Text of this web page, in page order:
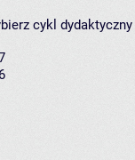
cykl dydaktyczny